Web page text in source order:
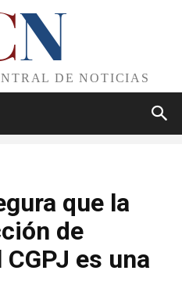
N
DE NOTICIAS
que la
de
es una